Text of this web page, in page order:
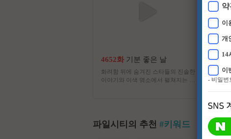
4652화 기분 좋은 날
화려함 뒤에 숨겨진 스타들의 진솔한
이야기와 이색 명소에서 펼쳐지는 스
70
시
파일시티의 추천 #키워드
이
개
14
이
- 비밀번